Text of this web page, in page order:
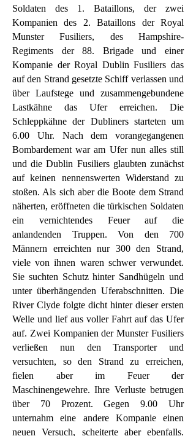
Soldaten des 1. Bataillons, der zwei
Kompanien des 2. Bataillons der Royal
Munster Fusiliers, des Hampshire-
Regiments der 88. Brigade und einer
Kompanie der Royal Dublin Fusiliers das
auf den Strand gesetzte Schiff verlassen und
über Laufstege und zusammengebundene
Lastkähne das Ufer erreichen. Die
Schleppkähne der Dubliners starteten um
6.00 Uhr. Nach dem vorangegangenen
Bombardement war am Ufer nun alles still
und die Dublin Fusiliers glaubten zunächst
auf keinen nennenswerten Widerstand zu
stoßen. Als sich aber die Boote dem Strand
näherten, eröffneten die türkischen Soldaten
ein vernichtendes Feuer auf die
anlandenden Truppen. Von den 700
Männern erreichten nur 300 den Strand,
viele von ihnen waren schwer verwundet.
Sie suchten Schutz hinter Sandhügeln und
unter überhängenden Uferabschnitten. Die
River Clyde folgte dicht hinter dieser ersten
Welle und lief aus voller Fahrt auf das Ufer
auf. Zwei Kompanien der Munster Fusiliers
verließen nun den Transporter und
versuchten, so den Strand zu erreichen,
fielen aber im Feuer der
Maschinengewehre. Ihre Verluste betrugen
über 70 Prozent. Gegen 9.00 Uhr
unternahm eine andere Kompanie einen
neuen Versuch, scheiterte aber ebenfalls.